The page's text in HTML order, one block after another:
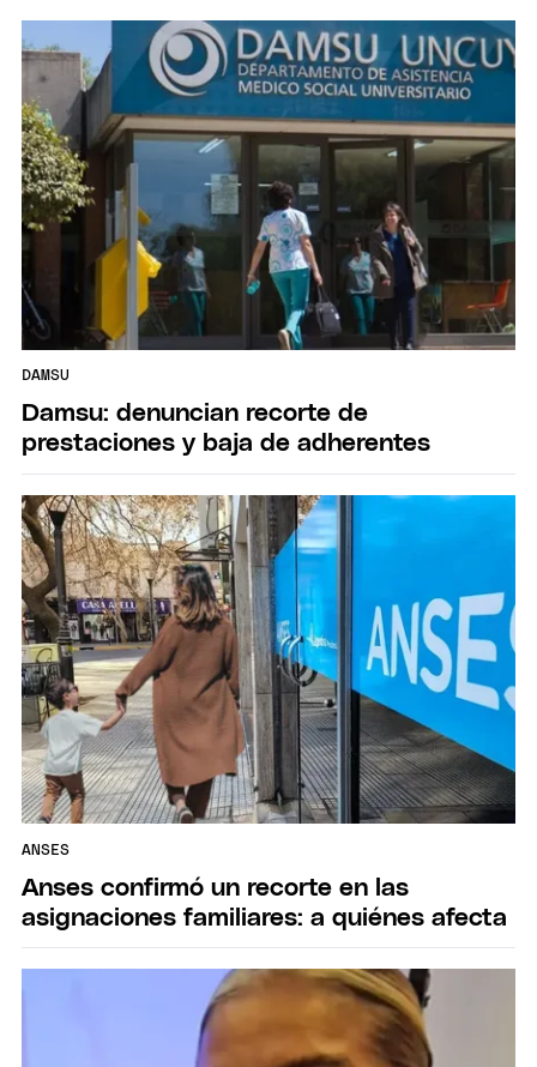
DAMSU
Damsu: denuncian recorte de
prestaciones y baja de adherentes
ANSES
Anses confirmó un recorte en las
asignaciones familiares: a quiénes afecta